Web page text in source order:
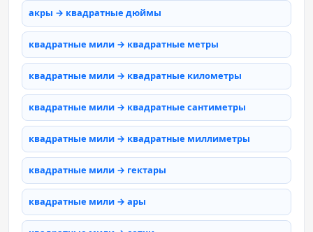
акры → квадратные дюймы
квадратные мили → квадратные метры
квадратные мили → квадратные километры
квадратные мили → квадратные сантиметры
квадратные мили → квадратные миллиметры
квадратные мили → гектары
квадратные мили → ары